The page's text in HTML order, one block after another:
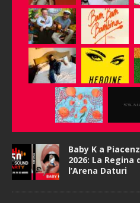
Baby K a
2026: La
l’Arena Daturi